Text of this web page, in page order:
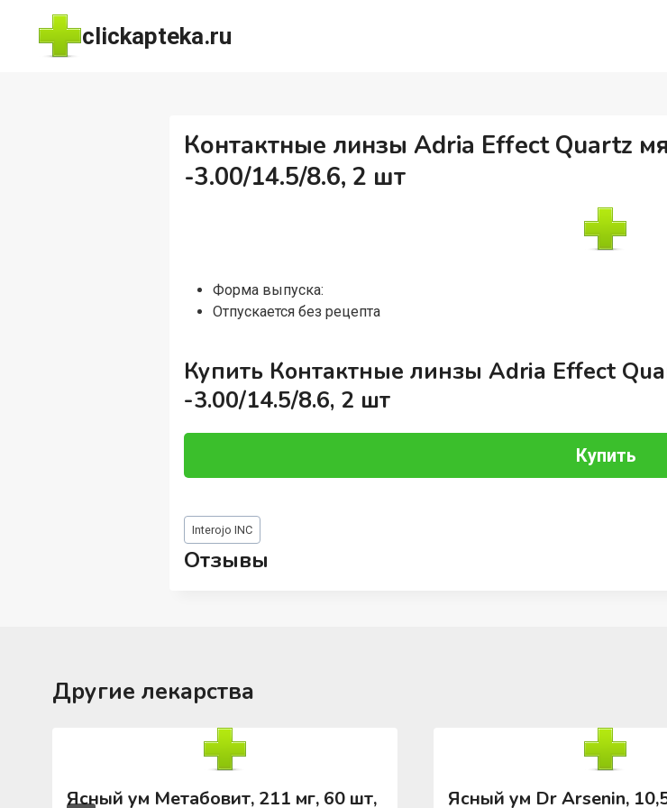
Перейти
содержимому
clickapteka.ru
Контактные линзы Adria Effect Quartz
-3.00/14.5/8.6, 2 шт
Форма выпуска:
Отпускается без рецепта
Купить Контактные линзы Adria Effect
-3.00/14.5/8.6, 2 шт
Купить
Метки
записи:
Interojo INC
Отзывы
Другие лекарства
Ясный ум Метабовит, 211 мг, 60 шт, Ясный ум Dr Arsenin,